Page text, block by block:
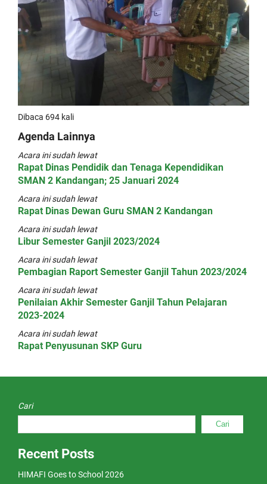
Dibaca 694 kali
Agenda Lainnya
Acara ini sudah lewat
Rapat Dinas Pendidik dan Tenaga Kependidikan
SMAN 2 Kandangan; 25 Januari 2024
Acara ini sudah lewat
Rapat Dinas Dewan Guru SMAN 2 Kandangan
Acara ini sudah lewat
Libur Semester Ganjil 2023/2024
Acara ini sudah lewat
Pembagian Raport Semester Ganjil Tahun 2023/2024
Acara ini sudah lewat
Penilaian Akhir Semester Ganjil Tahun Pelajaran
2023-2024
Acara ini sudah lewat
Rapat Penyusunan SKP Guru
Cari
Cari
Recent Posts
HIMAFI Goes to School 2026